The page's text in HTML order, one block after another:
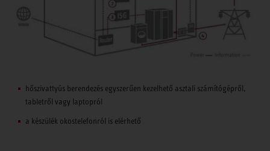
hőszivattyús berendezés egyszerűen kezelhető asztali számítógépről,
tabletről vagy laptopról
a készülék okostelefonról is elérhető